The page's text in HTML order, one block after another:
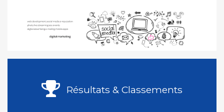
Résultats & Classements